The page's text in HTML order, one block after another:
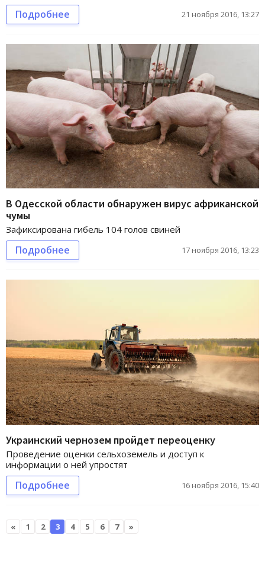
Подробнее 21 ноября 2016, 13:27
В Одесской области обнаружен вирус африканской
чумы
Зафиксирована гибель 104 голов свиней
Подробнее 17 ноября 2016, 13:23
Украинский чернозем пройдет переоценку
Проведение оценки сельхоземель и доступ к
информации о ней упростят
Подробнее 16 ноября 2016, 15:40
« 1 2 3 4 5 6 7 »